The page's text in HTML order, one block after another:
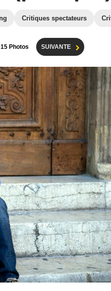
Critiques spectateurs
Photos SUIVANTE